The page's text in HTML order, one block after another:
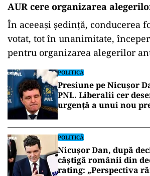
AUR cere organizarea
În aceeași ședință, conducerea
votat, tot în unanimitate,
pentru organizarea alegerilor
POLITICĂ
Presiune pe Nicușor
PNL. Liberalii cer
urgență a unui nou
POLITICĂ
Nicușor Dan, după
câștigă românii din
rating: „Perspectiva